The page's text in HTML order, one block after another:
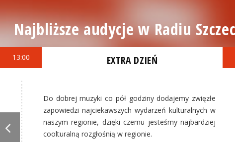
Najbliższe audycje w Radiu
13:00 EXTRA DZIEŃ
Do dobrej muzyki co pół godziny dodajemy zwięzłe
zapowiedzi najciekawszych wydarzeń kulturalnych w
naszym regionie, dzięki czemu jesteśmy najbardziej
coolturalną rozgłośnią w regionie.